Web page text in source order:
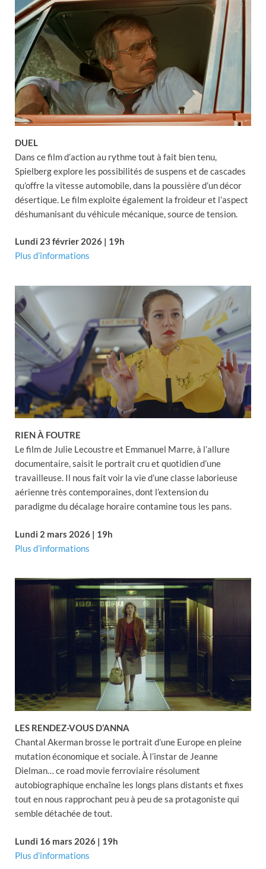
DUEL
Dans ce film d’action au rythme tout à fait bien tenu,
Spielberg explore les possibilités de suspens et de cascades
qu’offre la vitesse automobile, dans la poussière d’un décor
désertique. Le film exploite également la froideur et l’aspect
déshumanisant du véhicule mécanique, source de tension.
Lundi 23 février 2026 | 19h
Plus d’informations
RIEN À FOUTRE
Le film de Julie Lecoustre et Emmanuel Marre, à l’allure
documentaire, saisit le portrait cru et quotidien d’une
travailleuse. Il nous fait voir la vie d’une classe laborieuse
aérienne très contemporaines, dont l’extension du
paradigme du décalage horaire contamine tous les pans.
Lundi 2 mars 2026 | 19h
Plus d’informations
LES RENDEZ-VOUS D’ANNA
Chantal Akerman brosse le portrait d’une Europe en pleine
mutation économique et sociale. À l’instar de Jeanne
Dielman… ce road movie ferroviaire résolument
autobiographique enchaîne les longs plans distants et fixes
tout en nous rapprochant peu à peu de sa protagoniste qui
semble détachée de tout.
Lundi 16 mars 2026 | 19h
Plus d’informations